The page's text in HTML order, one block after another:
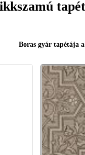
Boras gyár tapétája